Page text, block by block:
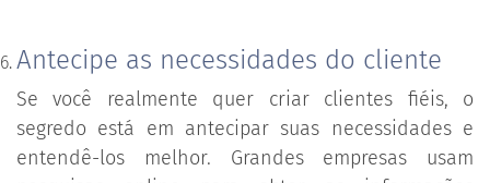
Antecipe as necessidades do cliente
Se você realmente quer criar clientes fiéis, o
segredo está em antecipar suas necessidades e
entendê-los melhor. Grandes empresas usam